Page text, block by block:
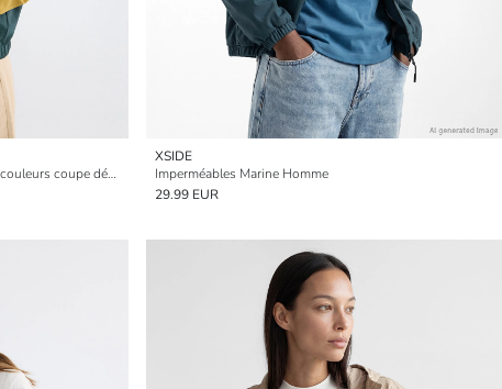
Imperméable pour homme à blocs de couleurs coupe décontractée
XSIDE
Imperméables Marine Homme
29.99 EUR